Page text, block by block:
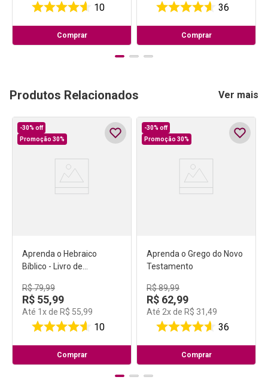
10
Comprar
36
Comprar
Produtos Relacionados Ver mais
-30% off
Promoção 30%
Aprenda o Hebraico
Bíblico - Livro de
R$79,99
R$ 55,99
Até 1 x de R$ 55,99
10
Comprar
-30% off
Promoção 30%
Aprenda o Grego do Novo
Testamento
R$89,99
R$ 62,99
Até 2x de R$ 31 ,49
36
Comprar